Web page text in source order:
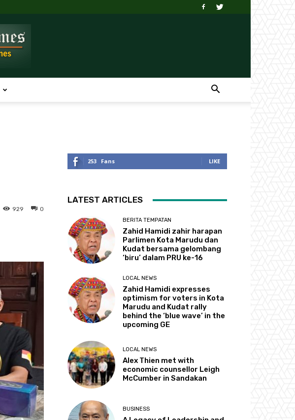
0
929
253 Fans LIKE
LATEST ARTICLES
BERITA TEMPATAN
Zahid Hamidi zahir harapan
Parlimen Kota Marudu dan
Kudat bersama gelombang
‘biru’ dalam PRU ke-16
LOCAL NEWS
Zahid Hamidi expresses
optimism for voters in Kota
Marudu and Kudat rally
behind the ‘blue wave’ in the
upcoming GE
LOCAL NEWS
Alex Thien met with
economic counsellor Leigh
McCumber in Sandakan
BUSINESS